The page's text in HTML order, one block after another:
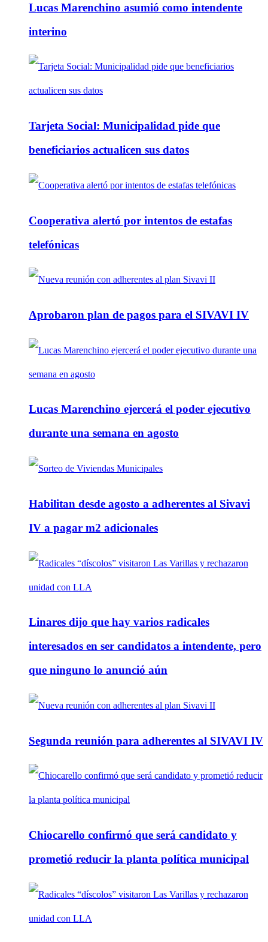
Lucas Marenchino asumió como intendente
interino
Tarjeta Social: Municipalidad pide que
beneficiarios actualicen sus datos
Cooperativa alertó por intentos de estafas
telefónicas
Aprobaron plan de pagos para el SIVAVI IV
Lucas Marenchino ejercerá el poder ejecutivo
durante una semana en agosto
Habilitan desde agosto a adherentes al Sivavi
IV a pagar m2 adicionales
Linares dijo que hay varios radicales
interesados en ser candidatos a intendente, pero
que ninguno lo anunció aún
Segunda reunión para adherentes al SIVAVI IV
Chiocarello confirmó que será candidato y
prometió reducir la planta política municipal